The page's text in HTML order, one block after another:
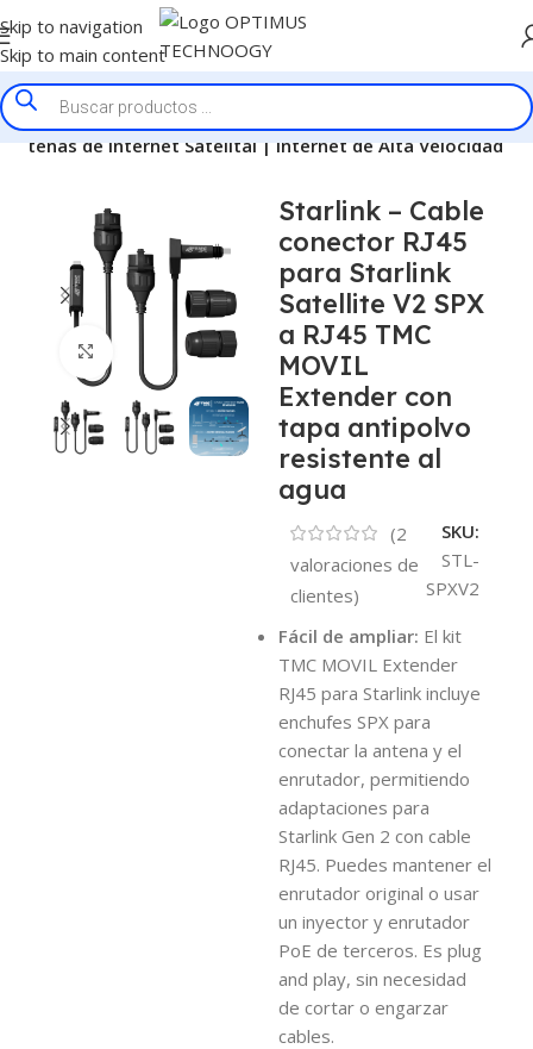
Skip to navigation
Skip to main content
Antenas de Internet Satelital | Internet de Alta Velocidad
Click to enlarge
Starlink – Cable
conector RJ45
para Starlink
Satellite V2 SPX
a RJ45 TMC
MOVIL
Extender con
tapa antipolvo
resistente al
agua
(2
valoraciones de
clientes)
SKU:
STL-
SPXV2
Fácil de ampliar: El kit
TMC MOVIL Extender
RJ45 para Starlink incluye
enchufes SPX para
conectar la antena y el
enrutador, permitiendo
adaptaciones para
Starlink Gen 2 con cable
RJ45. Puedes mantener el
enrutador original o usar
un inyector y enrutador
PoE de terceros. Es plug
and play, sin necesidad
de cortar o engarzar
cables.